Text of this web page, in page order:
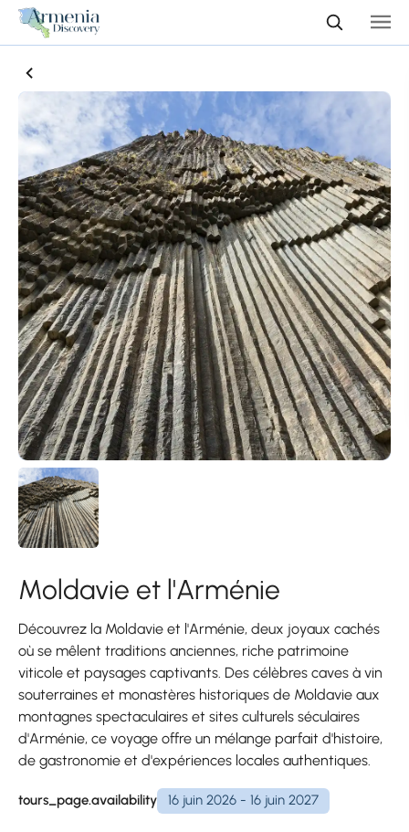
Moldavie et l'Arménie
Découvrez la Moldavie et l'Arménie, deux joyaux cachés
où se mêlent traditions anciennes, riche patrimoine
viticole et paysages captivants. Des célèbres caves à vin
souterraines et monastères historiques de Moldavie aux
montagnes spectaculaires et sites culturels séculaires
d'Arménie, ce voyage offre un mélange parfait d'histoire,
de gastronomie et d'expériences locales authentiques.
tours_page.availability 16 juin 2026 - 16 juin 2027